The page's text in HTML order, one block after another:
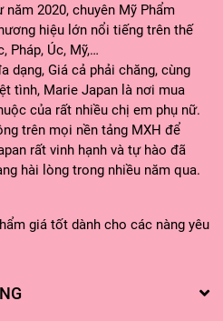
2020, chuyên Mỹ Phẩm
hiệu lớn nổi tiếng trên thế
Pháp, Úc, Mỹ,…
dạng, Giá cả phải chăng, cùng
tình, Marie Japan là nơi mua
của rất nhiều chị em phụ nữ.
trên mọi nền tảng MXH để
rất vinh hạnh và tự hào đã
hài lòng trong nhiều năm qua.
giá tốt dành cho các nàng yêu